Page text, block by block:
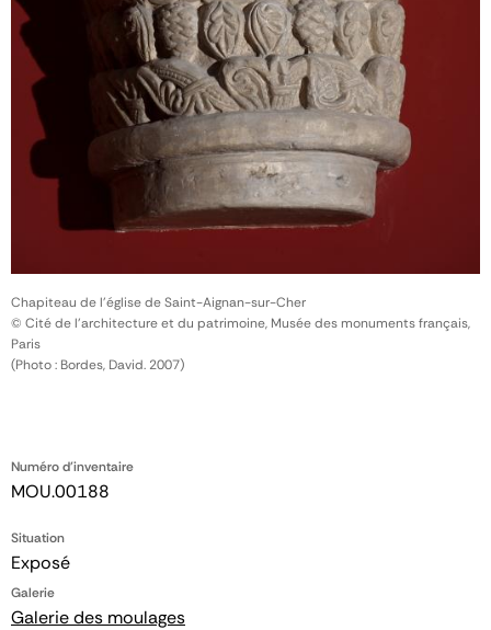
Numéro d'inventaire
MOU.00188
Situation
Exposé
Galerie
Galerie des moulages
Chapiteau de l'église de Saint-Aignan-sur-Cher
© Cité de l'architecture et du patrimoine, Musée des monuments français,
Paris
(Photo : Bordes, David. 2007)